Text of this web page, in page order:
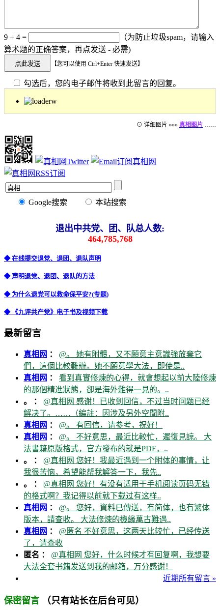
9 + 4 =
（为防止垃圾spam，请输入
算术题的正确答案，再点发送 - 必需)
【您可以使用 Ctrl+Enter 快速发送】
勾选后，您的电子邮件将收到此留言的回复。
⊙ 详细图片 »»» 真相图片 ……
Google搜索 本站搜索
退出中共党、团、队总人数:
464,785,768
◆ 在线提交退党、退团、退队声明
◆ 声明退党、退团、退队的方法
◆ 为什么退党可以救命保平安?(专题)
◆ 《九评共产党》电子书及视频下载
最新留言
真相网 ： @。 她有附體，又不願意主意識強放棄它
們，這個比較難辦。她不願意學大法，即使是..
真相网 ： 看到真實修煉的心得，就會想起以前大陸修煉
的那個精進狀態，卻是海外難得一見的。..
。 ： @真相网 感谢！已收到回信，不过当时问题已经
解决了。……（編註：因涉及另外空間附..
真相网 ： @。 有回信，请参考，祝好！
真相网 ： @。 不好意思，最近比較忙，遲復見諒。 大
法書籍原版格式，官方發布的就是PDF，..
。 ： @真相网 您好！我最近遇到一个附体的事情，让
我很苦恼，希望能帮我解答一下，我先..
。 ： @真相网 您好！有没有适用于手机阅读页码无错
的格式啊？我记得以前就下载过有这样..
真相网 ： @。 您好，資料已傳送，有简体，也有繁体
版本，請查收。 大法修煉的機緣萬古難遇..
真相网 ： @匿名 不好意思，这两天比较忙，已经传送
了，请查收
匿名 ： @真相网 您好，什么时候才有回复啊，我想要
大法全套书籍发送到我的邮箱，万分感谢！
近期所有留言 »
保密留言 （只有站长在后台可见）